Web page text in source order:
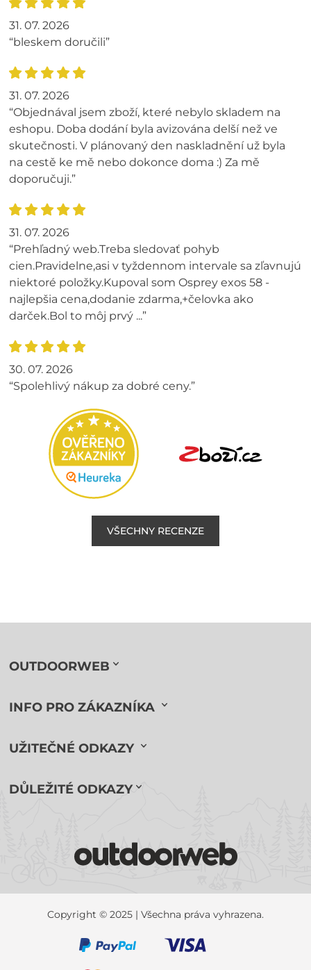
31. 07. 2026
“bleskem doručili”
31. 07. 2026
“Objednával jsem zboží, které nebylo skladem na
eshopu. Doba dodání byla avizována delší než ve
skutečnosti. V plánovaný den naskladnění už byla
na cestě ke mě nebo dokonce doma :) Za mě
doporučuji.”
31. 07. 2026
“Prehľadný web.Treba sledovať pohyb
cien.Pravidelne,asi v tyždennom intervale sa zľavnujú
niektoré položky.Kupoval som Osprey exos 58 -
najlepšia cena,dodanie zdarma,+čelovka ako
darček.Bol to môj prvý ...”
30. 07. 2026
“Spolehlivý nákup za dobré ceny.”
VŠECHNY RECENZE
OUTDOORWEB
INFO PRO ZÁKAZNÍKA
UŽITEČNÉ ODKAZY
DŮLEŽITÉ ODKAZY
Copyright © 2025 | Všechna práva vyhrazena.